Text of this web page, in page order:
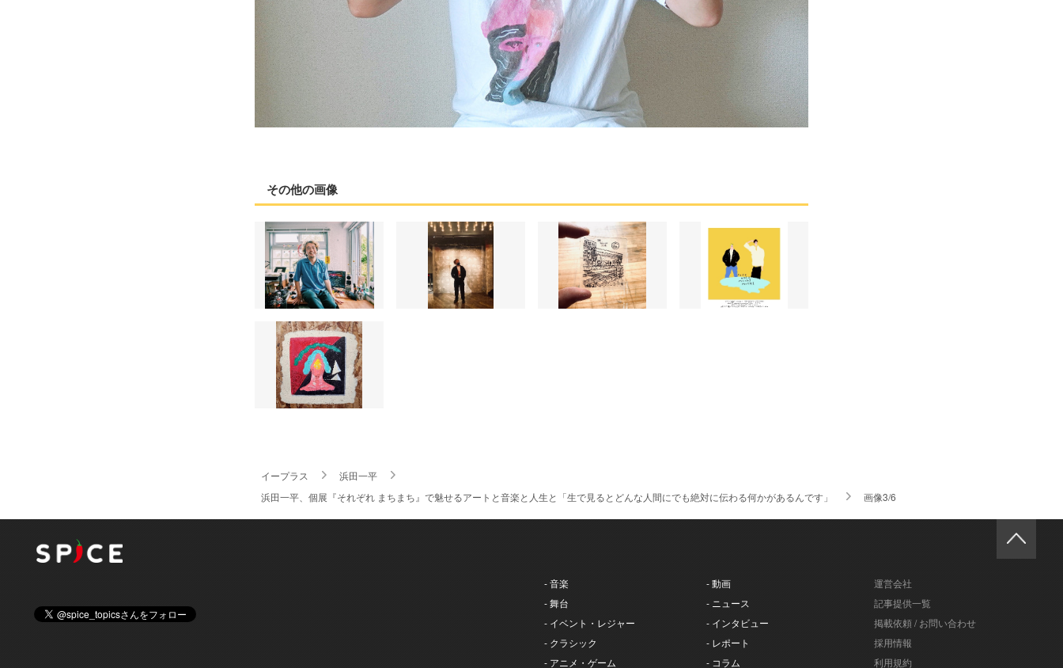
その他の画像
イープラス
浜田一平
浜田一平、個展『それぞれ まちまち』で魅せるアートと音楽と人生と「生で見るとどんな人間にでも絶対に伝わる何かがあるんです」
画像3/6
- 音楽
- 舞台
- イベント・レジャー
- クラシック
- アニメ・ゲーム
- 動画
- ニュース
- インタビュー
- レポート
- コラム
運営会社
記事提供一覧
掲載依頼 / お問い合わせ
採用情報
利用規約